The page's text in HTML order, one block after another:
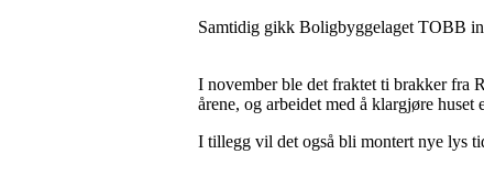
Samtidig gikk Boligbyggelaget TOBB
I november ble det fraktet ti brakker fra
årene, og arbeidet med å klargjøre huset
I tillegg vil det også bli montert nye lys